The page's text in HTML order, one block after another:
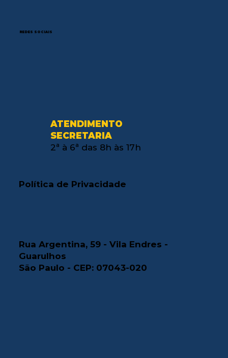
Política de Privacidade
ATENDIMENTO
SECRETARIA
2ª à 6ª das 8h às 17h
REDES SOCIAIS
Rua Argentina, 59 - Vila Endres -
Guarulhos
São Paulo - CEP: 07043-020